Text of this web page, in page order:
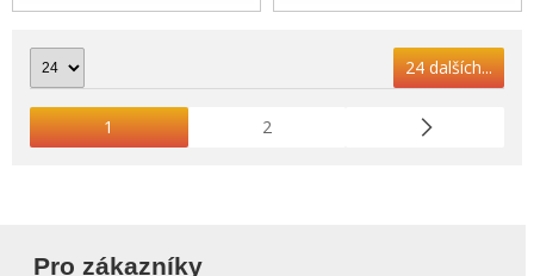
24 dalších...
1 2
Pro zákazníky